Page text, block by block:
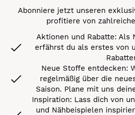
Abonniere jetzt unseren
profitiere von
Aktionen und Rabatte: Als
erfährst du als erstes von
Neue Stoffe entdecken:
regelmäßig über die
Saison. Plane mit uns
Inspiration: Lass dich von
und Nähbeispielen